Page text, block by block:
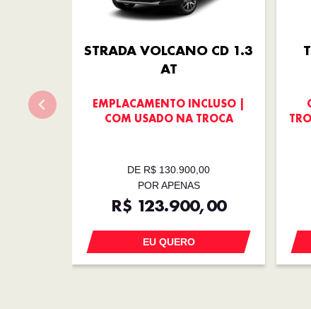
STRADA VOLCANO CD 1.3
AT
EMPLACAMENTO INCLUSO |
COM USADO NA TROCA
DE R$ 130.900,00
POR APENAS
R$ 123.900,00
EU QUERO